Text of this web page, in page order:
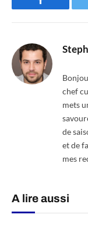
Facebook
chef
mets
de
et de
mes
A lire aussi